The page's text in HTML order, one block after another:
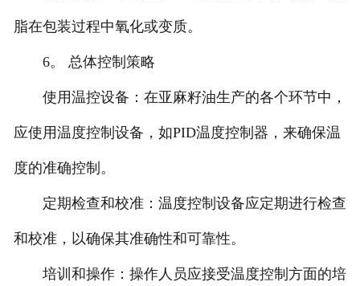
脂在包装过程中氧化或变质。
6。 总体控制策略
使用温控设备：在亚麻籽油生产的各个环节中，
应使用温度控制设备，如PID温度控制器，来确保温
度的准确控制。
定期检查和校准：温度控制设备应定期进行检查
和校准，以确保其准确性和可靠性。
培训和操作：操作人员应接受温度控制方面的培